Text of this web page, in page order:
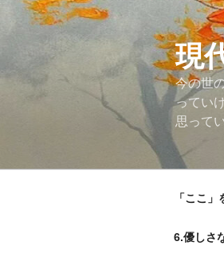
現
今の世
ってい
思って
「ここ
6.優しさ